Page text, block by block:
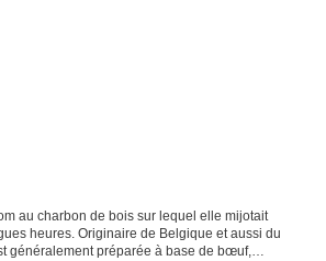
au charbon de bois sur lequel elle mijotait
heures. Originaire de Belgique et aussi du
généralement préparée à base de bœuf,